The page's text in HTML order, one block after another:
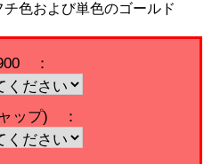
色および単色のゴールド
：
ャップ) ：